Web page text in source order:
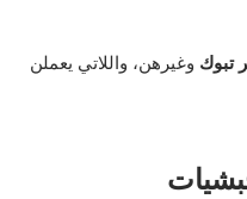
تبوك وغيرهن، واللاتي يعملن